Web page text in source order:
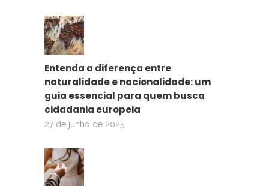
Entenda a diferença entre
naturalidade e nacionalidade: um
guia essencial para quem busca
cidadania europeia
27 de junho de 2025